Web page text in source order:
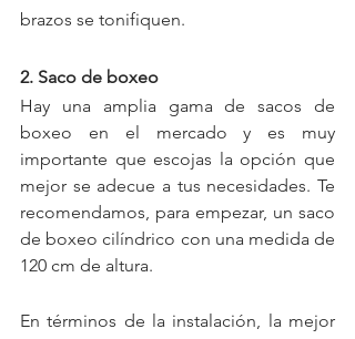
brazos se tonifiquen.
2. Saco de boxeo
Hay una amplia gama de sacos de
boxeo en el mercado y es muy
importante que escojas la opción que
mejor se adecue a tus necesidades. Te
recomendamos, para empezar, un saco
de boxeo cilíndrico con una medida de
120 cm de altura.
En términos de la instalación, la mejor